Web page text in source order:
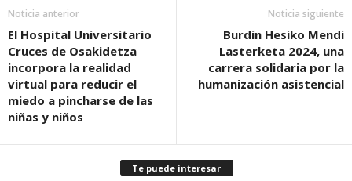
Noticia anterior
El Hospital Universitario
Cruces de Osakidetza
incorpora la realidad
virtual para reducir el
miedo a pincharse de las
niñas y niños
Noticia siguiente
Burdin Hesiko Mendi
Lasterketa 2024, una
carrera solidaria por la
humanización asistencial
Te puede interesar